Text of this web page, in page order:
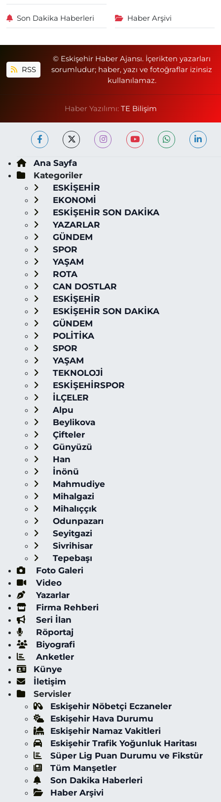
Son Dakika Haberleri Haber Arşivi
RSS
© Eskişehir Haber Ajansı. İçerikten yazarları
sorumludur; haber, yazı ve fotoğraflar izinsiz
kullanılamaz.
Haber Yazılımı: TE Bilişim
Ana Sayfa
Kategoriler
ESKİŞEHİR
EKONOMİ
ESKİŞEHİR SON DAKİKA
YAZARLAR
GÜNDEM
SPOR
YAŞAM
ROTA
CAN DOSTLAR
ESKİŞEHİR
ESKİŞEHİR SON DAKİKA
GÜNDEM
POLİTİKA
SPOR
YAŞAM
TEKNOLOJİ
ESKİŞEHİRSPOR
İLÇELER
Alpu
Beylikova
Çifteler
Günyüzü
Han
İnönü
Mahmudiye
Mihalgazi
Mihalıççık
Odunpazarı
Seyitgazi
Sivrihisar
Tepebaşı
Foto Galeri
Video
Yazarlar
Firma Rehberi
Seri İlan
Röportaj
Biyografi
Anketler
Künye
İletişim
Servisler
Eskişehir Nöbetçi Eczaneler
Eskişehir Hava Durumu
Eskişehir Namaz Vakitleri
Eskişehir Trafik Yoğunluk Haritası
Süper Lig Puan Durumu ve Fikstür
Tüm Manşetler
Son Dakika Haberleri
Haber Arşivi